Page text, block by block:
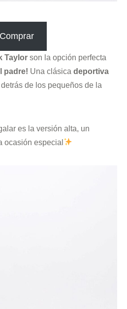
Comprar
Taylor son la opción perfecta
padre! Una clásica deportiva
de los pequeños de la
es la versión alta, un
ocasión especial